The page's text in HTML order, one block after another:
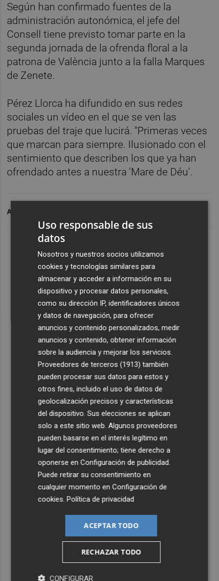
Según han confirmado fuentes de la
administración autonómica, el jefe del
Consell tiene previsto tomar parte en la
segunda jornada de la ofrenda floral a la
patrona de València junto a la falla Marques
de Zenete.
Pérez Llorca ha difundido en sus redes
sociales un vídeo en el que se ven las
pruebas del traje que lucirá. "Primeras veces
que marcan para siempre. Ilusionado con el
sentimiento que describen los que ya han
ofrendado antes a nuestra 'Mare de Déu'.
ARCHIVADO EN
Uso responsable de sus
datos
Nosotros y nuestros socios utilizamos
cookies y tecnologías similares para
almacenar y acceder a información en su
dispositivo y procesar datos personales,
como su dirección IP, identificadores únicos
y datos de navegación, para ofrecer
anuncios y contenido personalizados, medir
anuncios y contenido, obtener información
sobre la audiencia y mejorar los servicios.
Proveedores de terceros (1913) también
pueden procesar sus datos para estos y
otros fines, incluido el uso de datos de
geolocalización precisos y características
del dispositivo. Sus elecciones se aplican
solo a este sitio web. Algunos proveedores
pueden basarse en el interés legítimo en
lugar del consentimiento; tiene derecho a
oponerse enConfiguración de publicidad
Puede retirar su consentimiento en
cualquier momento enConfiguración de
cookies .Política de privacidad
ACEPTAR TODO
RECHAZAR TODO
CONFIGURAR